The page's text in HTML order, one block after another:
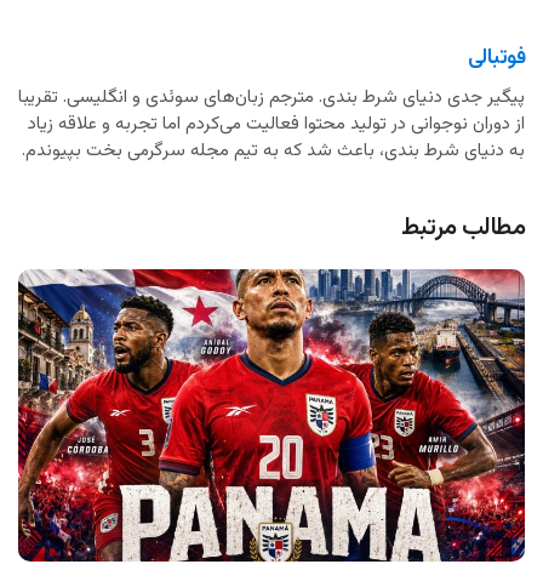
فوتبالی
پیگیر جدی دنیای شرط بندی. مترجم زبان‌های سوئدی و انگلیسی. تقریبا
از دوران نوجوانی در تولید محتوا فعالیت می‌کردم اما تجربه و علاقه زیاد
به دنیای شرط بندی، باعث شد که به تیم مجله سرگرمی بخت بپیوندم.
مطالب مرتبط